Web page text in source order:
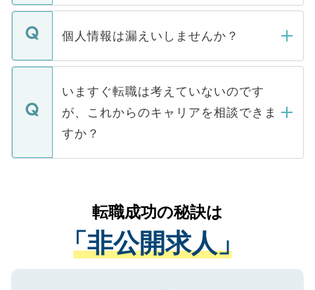
ません。
■応募殺到を避けるため 人気のある医療機
関を公にしてしまうと、応募が殺到する場
に、医療機関が求める条件に合った人材の
みを人材紹介会社に依頼するケースが増え
ています。
転職・入職を強要することは一切ありませ
ん。また、仮に応募先から内定をいただい
定を承諾する必要はありません。内定先へ
の辞退の連絡はキャリアパートナーが行い
ますので、ご安心ください。
個人情報は漏えいしませんか？
個人情報が漏えいすることはありませんの
で、ご安心ください。当サイトからの登録
などで収集したご登録者様の個人情報は、
ご本人のキャリアアップおよび転職活動の
支援を目的に使用いたします。お預かりし
ているすべての個人データはご本人の許可
は、個人情報の取り扱いについての厳密な
管理基準を満たした事業者のみに付与され
る、プライバシーマークを取得済みです。
ご登録いただいた個人情報は、SSL（デー
いますぐ転職は考えていないのです
が、これからのキャリアを相談できま
すか？
かがいして、現在の医療機関の状況や紹介
経験をまじえながら、適切なアドバイスを
させていただきます。すぐにご転職をされ
ない方には、長期的なサポートが可能です
ので、まずはご登録ください。
転職成功の秘訣は
「非公開求人」